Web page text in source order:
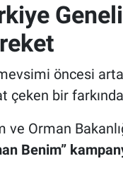
öncesi
çeken bir
ve Orman
Benim”